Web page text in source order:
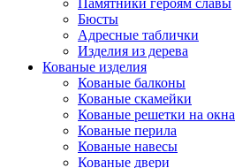
Памятники героям славы
Бюсты
Адресные таблички
Изделия из дерева
Кованые изделия
Кованые балконы
Кованые скамейки
Кованые решетки на окна
Кованые перила
Кованые навесы
Кованые двери